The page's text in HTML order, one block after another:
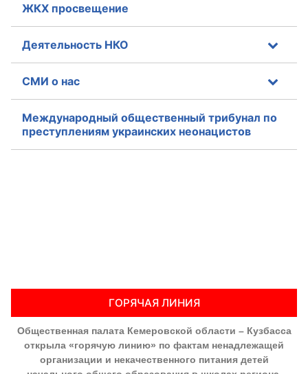
ЖКХ просвещение
Деятельность НКО
СМИ о нас
Международный общественный трибунал по
преступлениям украинских неонацистов
ГОРЯЧАЯ ЛИНИЯ
Общественная палата Кемеровской области – Кузбасса
открыла «горячую линию» по фактам ненадлежащей
организации и некачественного питания детей